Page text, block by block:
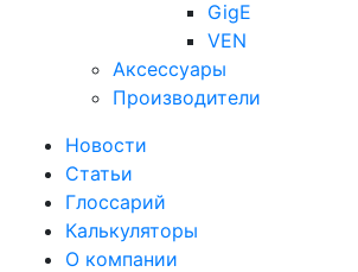
GigE
VEN
Аксессуары
Производители
Новости
Статьи
Глоссарий
Калькуляторы
О компании